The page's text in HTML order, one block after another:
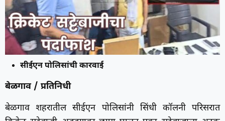
सीईएन पोलिसांची कारवाई
बेळगाव / प्रतिनिधी
बेळगाव शहरातील सीईएन पोलिसांनी सिंधी कॉलनी परिसरात